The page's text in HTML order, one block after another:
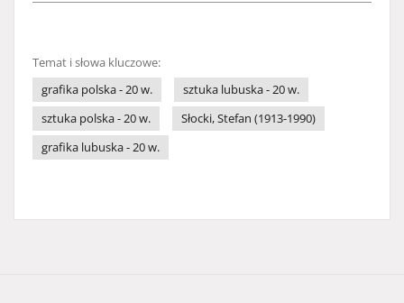
Temat i słowa kluczowe:
grafika polska - 20 w.
sztuka lubuska - 20 w.
sztuka polska - 20 w.
Słocki, Stefan (1913-1990)
grafika lubuska - 20 w.